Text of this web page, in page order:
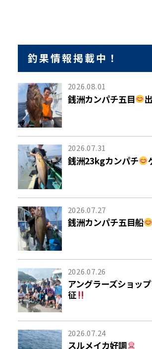
釣果情報掲載中！
2026.08.01
銭洲カンパチ五目
2026.07.31
銭洲23kgカンパチ
2026.07.27
銭洲カンパチ五目船
2026.07.26
アングラーズショッ
征
2026.07.24
スルメイカ好調